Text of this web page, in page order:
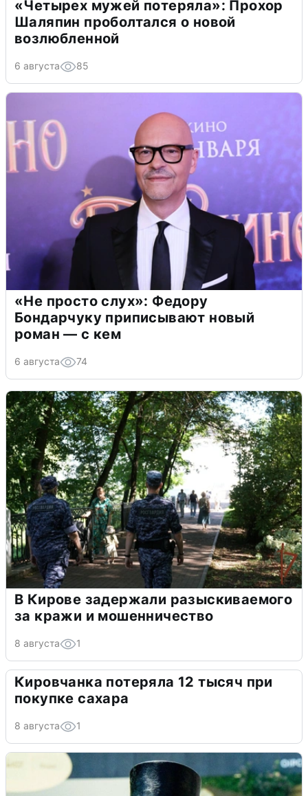
«Четырех мужей потеряла»: Прохор
Шаляпин проболтался о новой
возлюбленной
6 августа 85
«Не просто слух»: Федору
Бондарчуку приписывают новый
роман — с кем
6 августа 74
В Кирове задержали разыскиваемого
за кражи и мошенничество
8 августа 1
Кировчанка потеряла 12 тысяч при
покупке сахара
8 августа 1